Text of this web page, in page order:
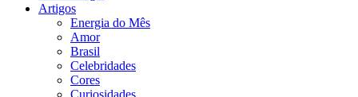
Artigos
Energia do Mês
Amor
Brasil
Celebridades
Cores
Curiosidades